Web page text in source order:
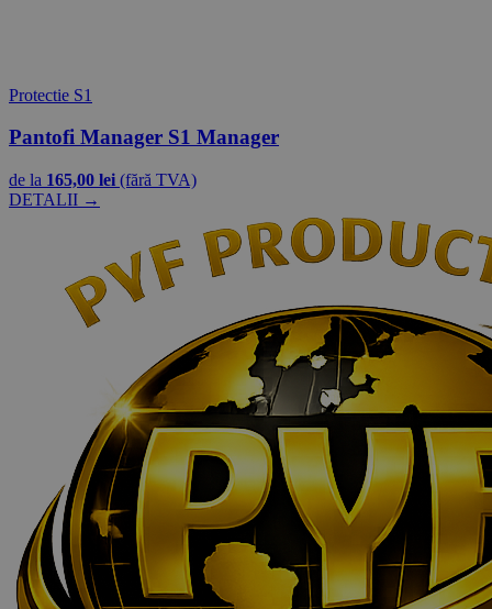
Protectie S1
Pantofi Manager S1 Manager
de la 165,00 lei (fără TVA)
DETALII →